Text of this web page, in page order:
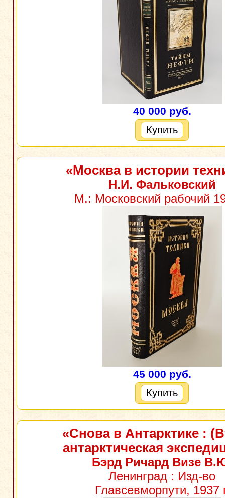
40 000 руб.
Купить
«Москва в истории
Н.И. Фальковский
М.: Московский рабочий
45 000 руб.
Купить
«Снова в Антарктике :
антарктическая
Бэрд Ричард Визе
Ленинград : Изд-во
Главсевморпути, 1937